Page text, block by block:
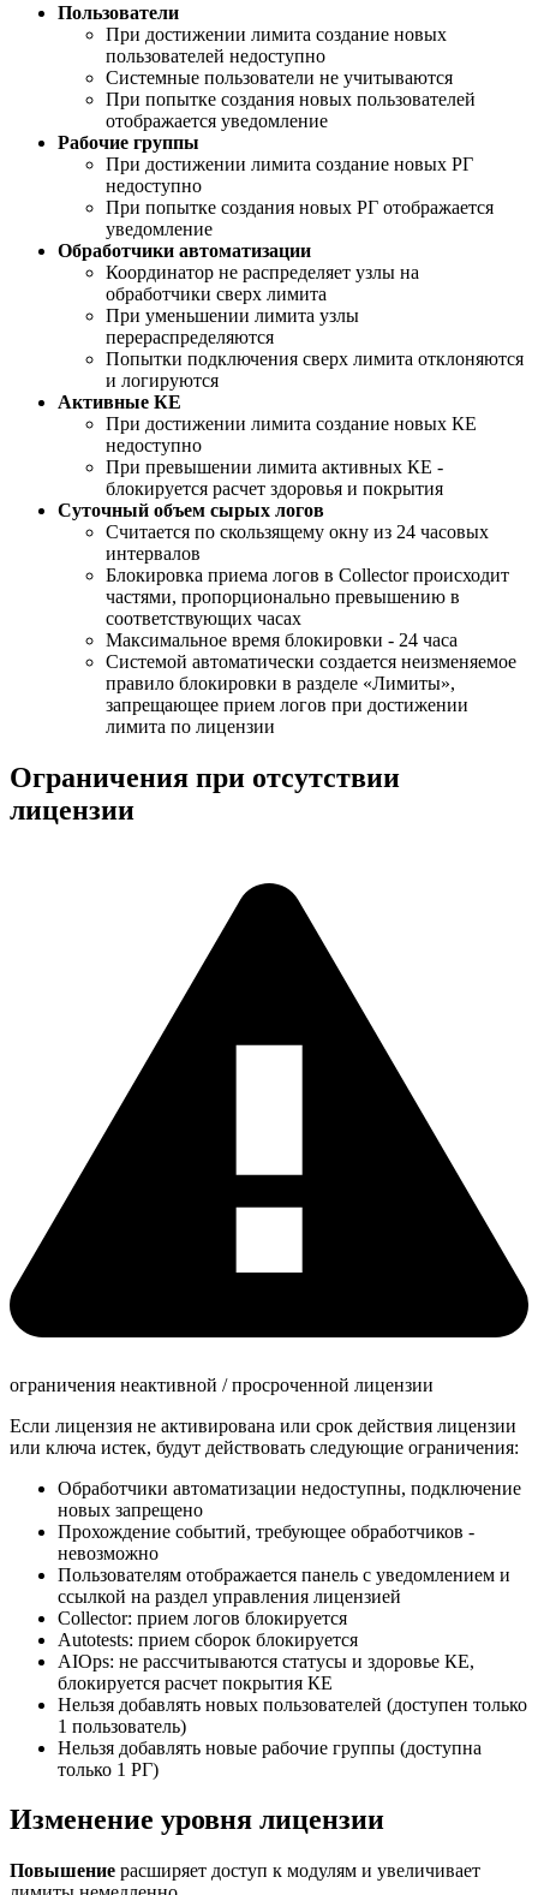
Пользователи
При достижении лимита создание новых
пользователей недоступно
Системные пользователи не учитываются
При попытке создания новых пользователей
отображается уведомление
Рабочие группы
При достижении лимита создание новых РГ
недоступно
При попытке создания новых РГ отображается
уведомление
Обработчики автоматизации
Координатор не распределяет узлы на
обработчики сверх лимита
При уменьшении лимита узлы
перераспределяются
Попытки подключения сверх лимита отклоняются
и логируются
Активные КЕ
При достижении лимита создание новых КЕ
недоступно
При превышении лимита активных КЕ -
блокируется расчет здоровья и покрытия
Суточный объем сырых логов
Считается по скользящему окну из 24 часовых
интервалов
Блокировка приема логов в Collector происходит
частями, пропорционально превышению в
соответствующих часах
Максимальное время блокировки - 24 часа
Системой автоматически создается неизменяемое
правило блокировки в разделе «Лимиты»,
запрещающее прием логов при достижении
лимита по лицензии
Ограничения при отсутствии
лицензии
ограничения неактивной / просроченной лицензии
Если лицензия не активирована или срок действия лицензии
или ключа истек, будут действовать следующие ограничения:
Обработчики автоматизации недоступны, подключение
новых запрещено
Прохождение событий, требующее обработчиков -
невозможно
Пользователям отображается панель с уведомлением и
ссылкой на раздел управления лицензией
Collector: прием логов блокируется
Autotests: прием сборок блокируется
AIOps: не рассчитываются статусы и здоровье КЕ,
блокируется расчет покрытия КЕ
Нельзя добавлять новых пользователей (доступен только
1 пользователь)
Нельзя добавлять новые рабочие группы (доступна
только 1 РГ)
Изменение уровня лицензии
Повышение расширяет доступ к модулям и увеличивает